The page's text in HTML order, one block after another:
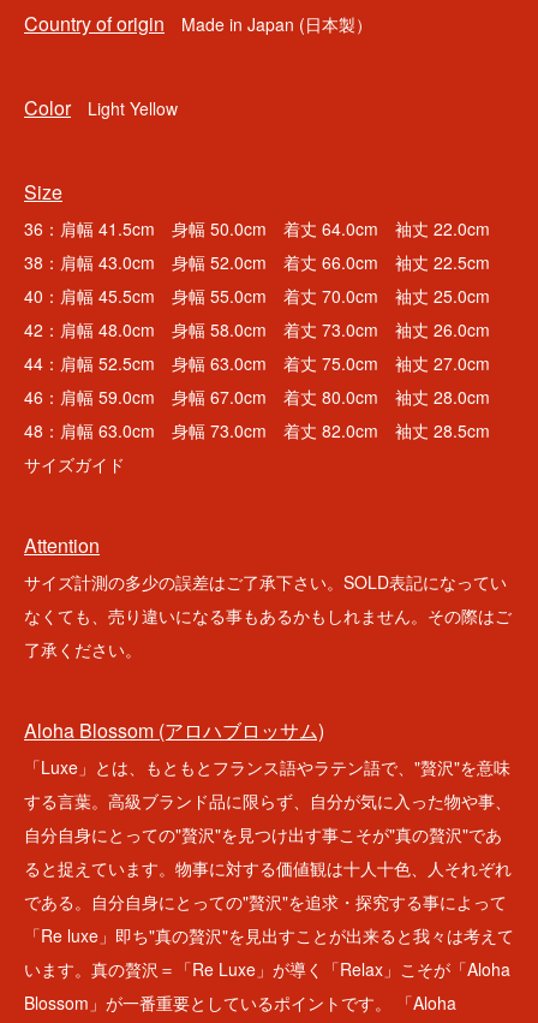
Country of origin Made in Japan (日本製）
ColorLight Yellow
Size
36：肩幅 41.5cm 身幅 50.0cm 着丈 64.0cm 袖丈 22.0cm
38：肩幅 43.0cm 身幅 52.0cm 着丈 66.0cm 袖丈 22.5cm
40：肩幅 45.5cm 身幅 55.0cm 着丈 70.0cm 袖丈 25.0cm
42：肩幅 48.0cm 身幅 58.0cm 着丈 73.0cm 袖丈 26.0cm
44：肩幅 52.5cm 身幅 63.0cm 着丈 75.0cm 袖丈 27.0cm
46：肩幅 59.0cm 身幅 67.0cm 着丈 80.0cm 袖丈 28.0cm
48：肩幅 63.0cm 身幅 73.0cm 着丈 82.0cm 袖丈 28.5cm
サイズガイド
Attention
サイズ計測の多少の誤差はご了承下さい。SOLD表記になってい
なくても、売り違いになる事もあるかもしれません。その際はご
了承ください。
Aloha Blossom (アロハブロッサム)
「Luxe」とは、もともとフランス語やラテン語で、"贅沢"を意味
する言葉。高級ブランド品に限らず、自分が気に入った物や事、
自分自身にとっての"贅沢"を見つけ出す事こそが"真の贅沢"であ
ると捉えています。物事に対する価値観は十人十色、人それぞれ
である。自分自身にとっての"贅沢"を追求・探究する事によって
「Re luxe」即ち"真の贅沢"を見出すことが出来ると我々は考えて
います。真の贅沢＝「Re Luxe」が導く「Relax」こそが「Aloha
Blossom」が一番重要としているポイントです。 「Aloha